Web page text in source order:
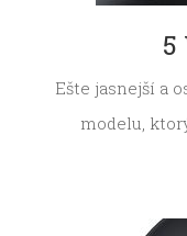
5
Ešte jasnejší a
modelu,